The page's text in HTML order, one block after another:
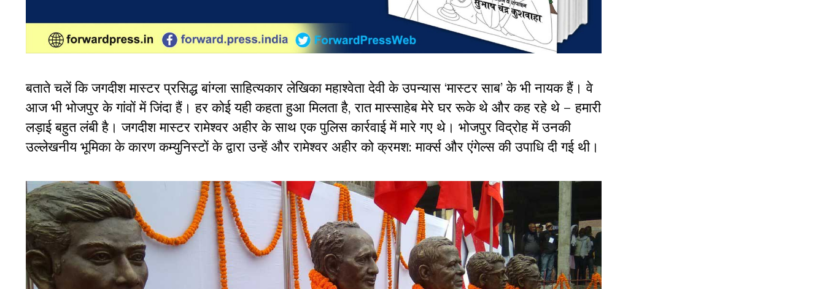
बताते चलें कि जगदीश मास्टर प्रसिद्ध बांग्ला साहित्यकार लेखिका महाश्वेता देवी के उपन्यास ‘मास्टर साब’ के भी नायक हैं। वे
आज भी भोजपुर के गांवों में जिंदा हैं। हर कोई यही कहता हुआ मिलता है, रात मास्साहेब मेरे घर रूके थे और कह रहे थे – हमारी
लड़ाई बहुत लंबी है। जगदीश मास्टर रामेश्वर अहीर के साथ एक पुलिस कार्रवाई में मारे गए थे। भोजपुर विद्रोह में उनकी
उल्लेखनीय भूमिका के कारण कम्युनिस्टों के द्वारा उन्हें और रामेश्वर अहीर को क्रमश: मार्क्स और एंगेल्स की उपाधि दी गई थी।